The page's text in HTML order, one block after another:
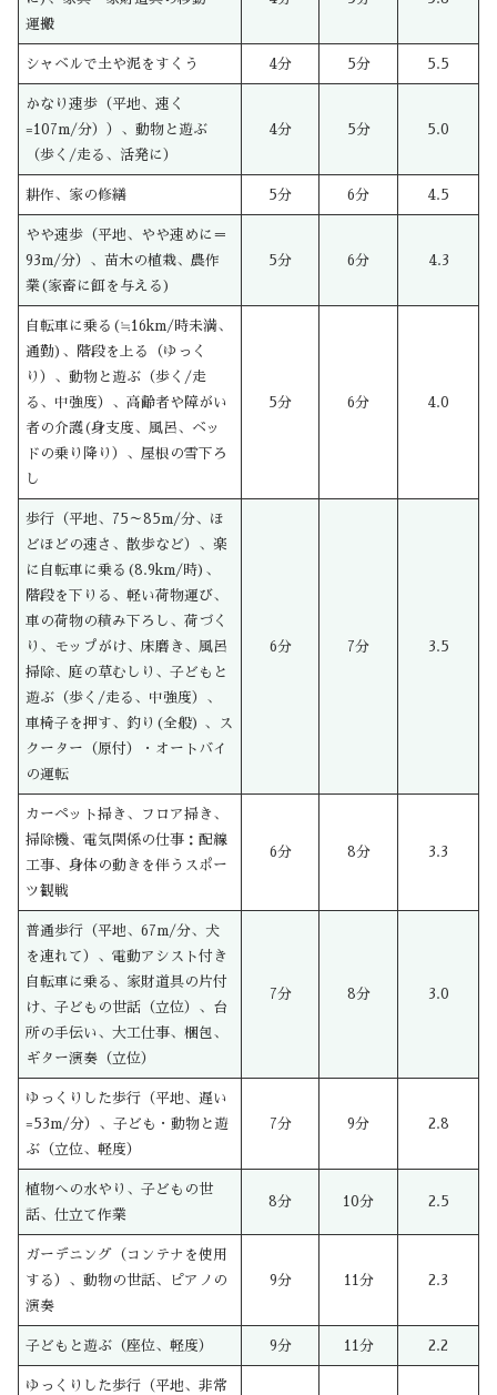
運搬
シャベルで土や泥をすくう 4分 5分 5.5
かなり速歩（平地、速く
=107m/分））、動物と遊ぶ
（歩く/走る、活発に）
4分 5分 5.0
耕作、家の修繕 5分 6分 4.5
やや速歩（平地、やや速めに＝
93m/分）、苗木の植栽、農作
業(家畜に餌を与える)
5分 6分 4.3
自転車に乗る(≒16km/時未満、
通勤)、階段を上る（ゆっく
り）、動物と遊ぶ（歩く/走
る、中強度）、高齢者や障がい
者の介護(身支度、風呂、ベッ
ドの乗り降り）、屋根の雪下ろ
し
5分 6分 4.0
歩行（平地、75～85m/分、ほ
どほどの速さ、散歩など）、楽
に自転車に乗る(8.9km/時)、
階段を下りる、軽い荷物運び、
車の荷物の積み下ろし、荷づく
り、モップがけ、床磨き、風呂
掃除、庭の草むしり、子どもと
遊ぶ（歩く/走る、中強度）、
車椅子を押す、釣り(全般) 、ス
クーター（原付）・オートバイ
の運転
6分 7分 3.5
カーペット掃き、フロア掃き、
掃除機、電気関係の仕事：配線
工事、身体の動きを伴うスポー
ツ観戦
6分 8分 3.3
普通歩行（平地、67m/分、犬
を連れて）、電動アシスト付き
自転車に乗る、家財道具の片付
け、子どもの世話（立位）、台
所の手伝い、大工仕事、梱包、
ギター演奏（立位）
7分 8分 3.0
ゆっくりした歩行（平地、遅い
=53m/分）、子ども・動物と遊
ぶ（立位、軽度）
7分 9分 2.8
植物への水やり、子どもの世
話、仕立て作業
8分 10分 2.5
ガーデニング（コンテナを使用
する）、動物の世話、ピアノの
演奏
9分 11分 2.3
子どもと遊ぶ（座位、軽度） 9分 11分 2.2
ゆっくりした歩行（平地、非常